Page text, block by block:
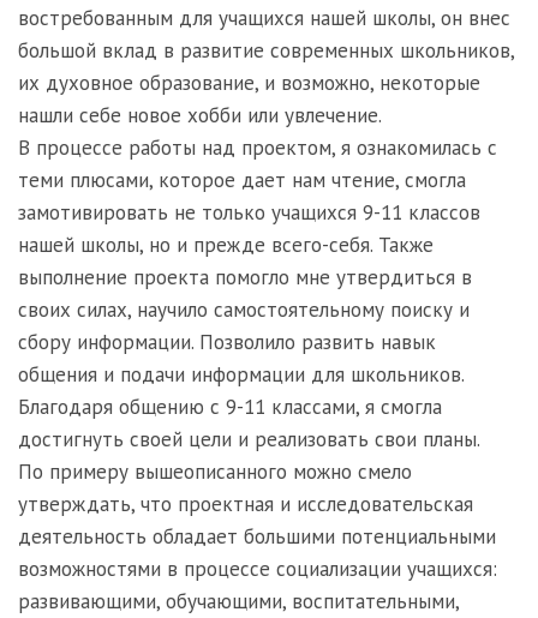
востребованным для учащихся нашей школы, он внес
большой вклад в развитие современных школьников,
их духовное образование, и возможно, некоторые
нашли себе новое хобби или увлечение.
В процессе работы над проектом, я ознакомилась с
теми плюсами, которое дает нам чтение, смогла
замотивировать не только учащихся 9-11 классов
нашей школы, но и прежде всего-себя. Также
выполнение проекта помогло мне утвердиться в
своих силах, научило самостоятельному поиску и
сбору информации. Позволило развить навык
общения и подачи информации для школьников.
Благодаря общению с 9-11 классами, я смогла
достигнуть своей цели и реализовать свои планы.
По примеру вышеописанного можно смело
утверждать, что проектная и исследовательская
деятельность обладает большими потенциальными
возможностями в процессе социализации учащихся:
развивающими, обучающими, воспитательными,